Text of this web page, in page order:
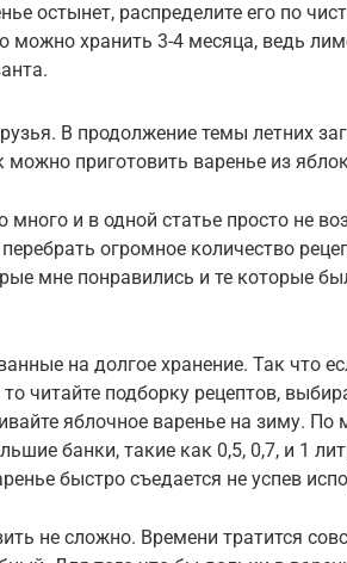
остынет, распределите его по
можно хранить 3-4 месяца, ведь
В продолжение темы летних
можно приготовить варенье из
много и в одной статье просто не
огромное количество
мне понравились и те которые
на долгое хранение. Так что
читайте подборку рецептов,
яблочное варенье на зиму. По
банки, такие как 0,5, 0,7, и 1
быстро съедается не успев
не сложно. Времени тратится